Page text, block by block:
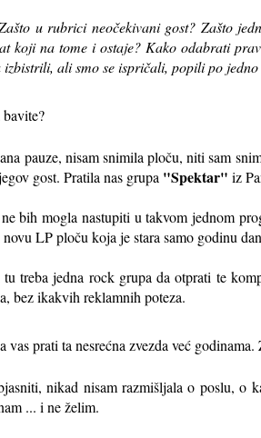
u rubrici neočekivani gost? Zašto
koji na tome i ostaje? Kako odabrati
ali smo se ispričali, popili po
bavite?
pauze, nisam snimila ploču, niti sam
gost. Pratila nas grupa "Spektar" iz
bih mogla nastupiti u takvom jednom
LP ploču koja je stara samo godinu
treba jedna rock grupa da otprati te
bez ikakvih reklamnih poteza.
vas prati ta nesrećna zvezda već godinama.
nikad nisam razmišljala o poslu, o
... i ne želim.